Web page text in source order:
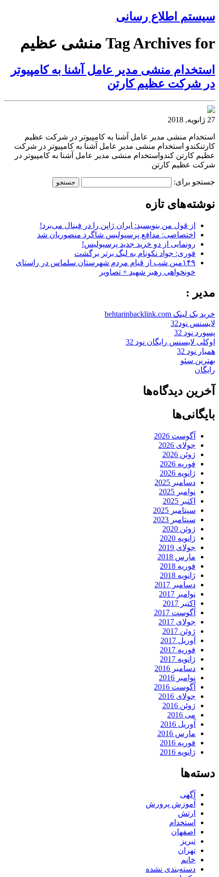
سیستم اطلاع رسانی
Tag Archives for منشی عظیم
استخدام منشی مدیر عامل آشنا به کامپیوتر
در شرکت عظیم کارتن
27 ژانویه, 2018
استخدام منشی مدیر عامل آشنا به کامپیوتر در شرکت عظیم
کارتنکندو استخدام منشی مدیر عامل آشنا به کامپیوتر در شرکت
عظیم کارتن کندواستخدام منشی مدیر عامل آشنا به کامپیوتر در
شرکت عظیم کارتن
جستجو برای:
نوشته‌های تازه
از قول من بنویسید: ایران ژاپن را در فینال می‌برد!
اختصاصی: مدافع پرسپولیس شاگرد منصوریان شد
رونمایی از دو خرید جدید پرسپولیس!
فوری: جواد نکونام به لیگ برتر برگشت
۱۴۹مین شب از قیام مردم شهرستان سلماس در راستای
خونخواهی رهبر شهید + تصاویر
مدیر :
خرید بک لینک behtarinbacklink.com
لایسنس نود32
پسورد نود 32
اوکلی لایسنس رایگان نود 32
همیار نود 32
بهترین سئو
رایگان
آخرین دیدگاه‌ها
بایگانی‌ها
آگوست 2026
جولای 2026
ژوئن 2026
فوریه 2026
ژانویه 2026
دسامبر 2025
نوامبر 2025
اکتبر 2025
سپتامبر 2025
سپتامبر 2023
ژوئن 2020
ژانویه 2020
جولای 2019
مارس 2018
فوریه 2018
ژانویه 2018
دسامبر 2017
نوامبر 2017
اکتبر 2017
آگوست 2017
جولای 2017
ژوئن 2017
آوریل 2017
فوریه 2017
ژانویه 2017
دسامبر 2016
نوامبر 2016
آگوست 2016
جولای 2016
ژوئن 2016
می 2016
آوریل 2016
مارس 2016
فوریه 2016
ژانویه 2016
دسته‌ها
آگهی
آموزش پرورش
ارتش
استخدام
اصفهان
تبریز
تهران
خانم
دسته‌بندی نشده